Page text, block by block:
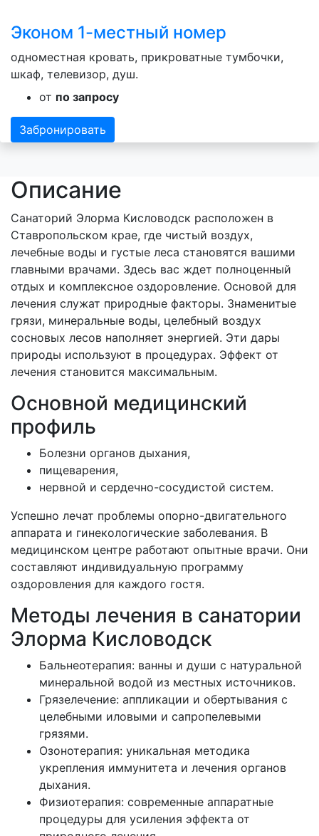
Эконом 1-местный номер
одноместная кровать, прикроватные тумбочки,
шкаф, телевизор, душ.
от по запросу
Забронировать
Описание
Санаторий Элорма Кисловодск расположен в
Ставропольском крае, где чистый воздух,
лечебные воды и густые леса становятся вашими
главными врачами. Здесь вас ждет полноценный
отдых и комплексное оздоровление. Основой для
лечения служат природные факторы. Знаменитые
грязи, минеральные воды, целебный воздух
сосновых лесов наполняет энергией. Эти дары
природы используют в процедурах. Эффект от
лечения становится максимальным.
Основной медицинский
профиль
Болезни органов дыхания,
пищеварения,
нервной и сердечно-сосудистой систем.
Успешно лечат проблемы опорно-двигательного
аппарата и гинекологические заболевания. В
медицинском центре работают опытные врачи. Они
составляют индивидуальную программу
оздоровления для каждого гостя.
Методы лечения в санатории
Элорма Кисловодск
Бальнеотерапия: ванны и души с натуральной
минеральной водой из местных источников.
Грязелечение: аппликации и обертывания с
целебными иловыми и сапропелевыми
грязями.
Озонотерапия: уникальная методика
укрепления иммунитета и лечения органов
дыхания.
Физиотерапия: современные аппаратные
процедуры для усиления эффекта от